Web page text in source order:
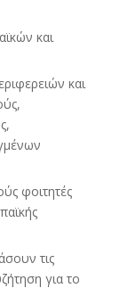
και
και
φοιτητές
τις
για το